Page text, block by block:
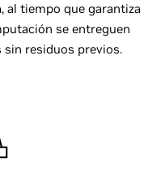
al tiempo que garantiza
se entreguen
residuos previos.